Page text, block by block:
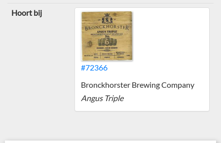
Hoort bij
#72366
Bronckhorster Brewing Company
Angus Triple